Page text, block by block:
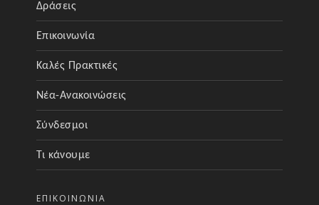
Δράσεις
Επικοινωνία
Καλές Πρακτικές
Νέα-Ανακοινώσεις
Σύνδεσμοι
Τι κάνουμε
ΕΠΙΚΟΙΝΩΝΊΑ